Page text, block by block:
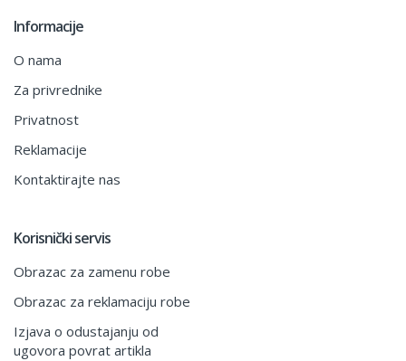
Informacije
O nama
Za privrednike
Privatnost
Reklamacije
Kontaktirajte nas
Korisnički servis
Obrazac za zamenu robe
Obrazac za reklamaciju robe
Izjava o odustajanju od
ugovora povrat artikla